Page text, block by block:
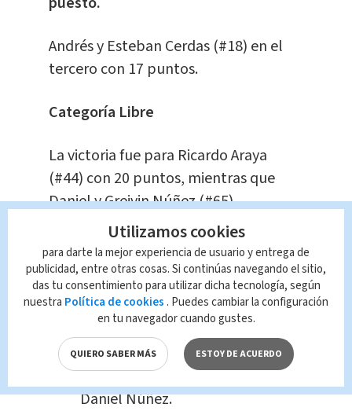
Andrés y Esteban Cerdas (#18) en el
tercero con 17 puntos.
Categoría Libre
La victoria fue para Ricardo Araya
(#44) con 20 puntos, mientras que
Daniel y Greivin Núñez (#65)
aseguraron elsegundo lugar con 17
puntos.
"Gracias a Dios se nos dio el
resultado, un segundo lugar
para terminar el año,con un
bicampeonato que nos ha
costado mucho
", detalló
Daniel Núñez.
Utilizamos cookies
para darte la mejor experiencia de usuario y entrega de
publicidad, entre otras cosas. Si continúas navegando el sitio,
das tu consentimiento para utilizar dicha tecnología, según
nuestra Política de cookies . Puedes cambiar la configuración
en tu navegador cuando gustes.
QUIERO SABER MÁS ESTOY DE ACUERDO